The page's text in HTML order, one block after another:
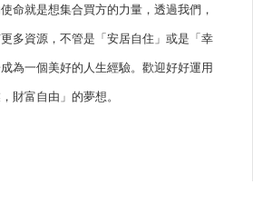
命就是想集合買方的力量，透過我們，
多資源，不管是「安居自住」或是「幸
為一個美好的人生經驗。歡迎好好運用
財富自由」的夢想。